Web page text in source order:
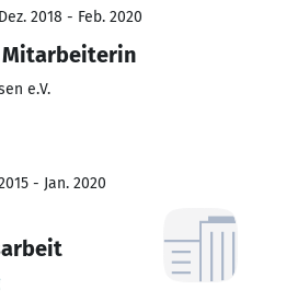
2018 - Feb. 2020
Mitarbeiterin
e.V.
- Jan. 2020